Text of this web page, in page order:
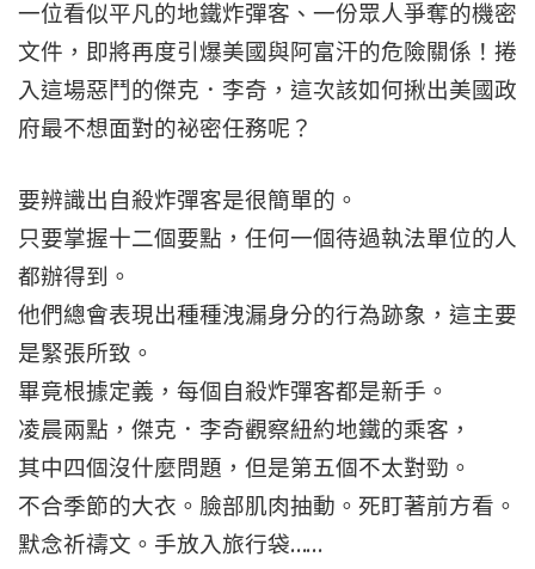
一位看似平凡的地鐵炸彈客、一份眾人爭奪的機密
文件，即將再度引爆美國與阿富汗的危險關係！捲
入這場惡鬥的傑克．李奇，這次該如何揪出美國政
府最不想面對的祕密任務呢？
要辨識出自殺炸彈客是很簡單的。
只要掌握十二個要點，任何一個待過執法單位的人
都辦得到。
他們總會表現出種種洩漏身分的行為跡象，這主要
是緊張所致。
畢竟根據定義，每個自殺炸彈客都是新手。
凌晨兩點，傑克．李奇觀察紐約地鐵的乘客，
其中四個沒什麼問題，但是第五個不太對勁。
不合季節的大衣。臉部肌肉抽動。死盯著前方看。
默念祈禱文。手放入旅行袋……